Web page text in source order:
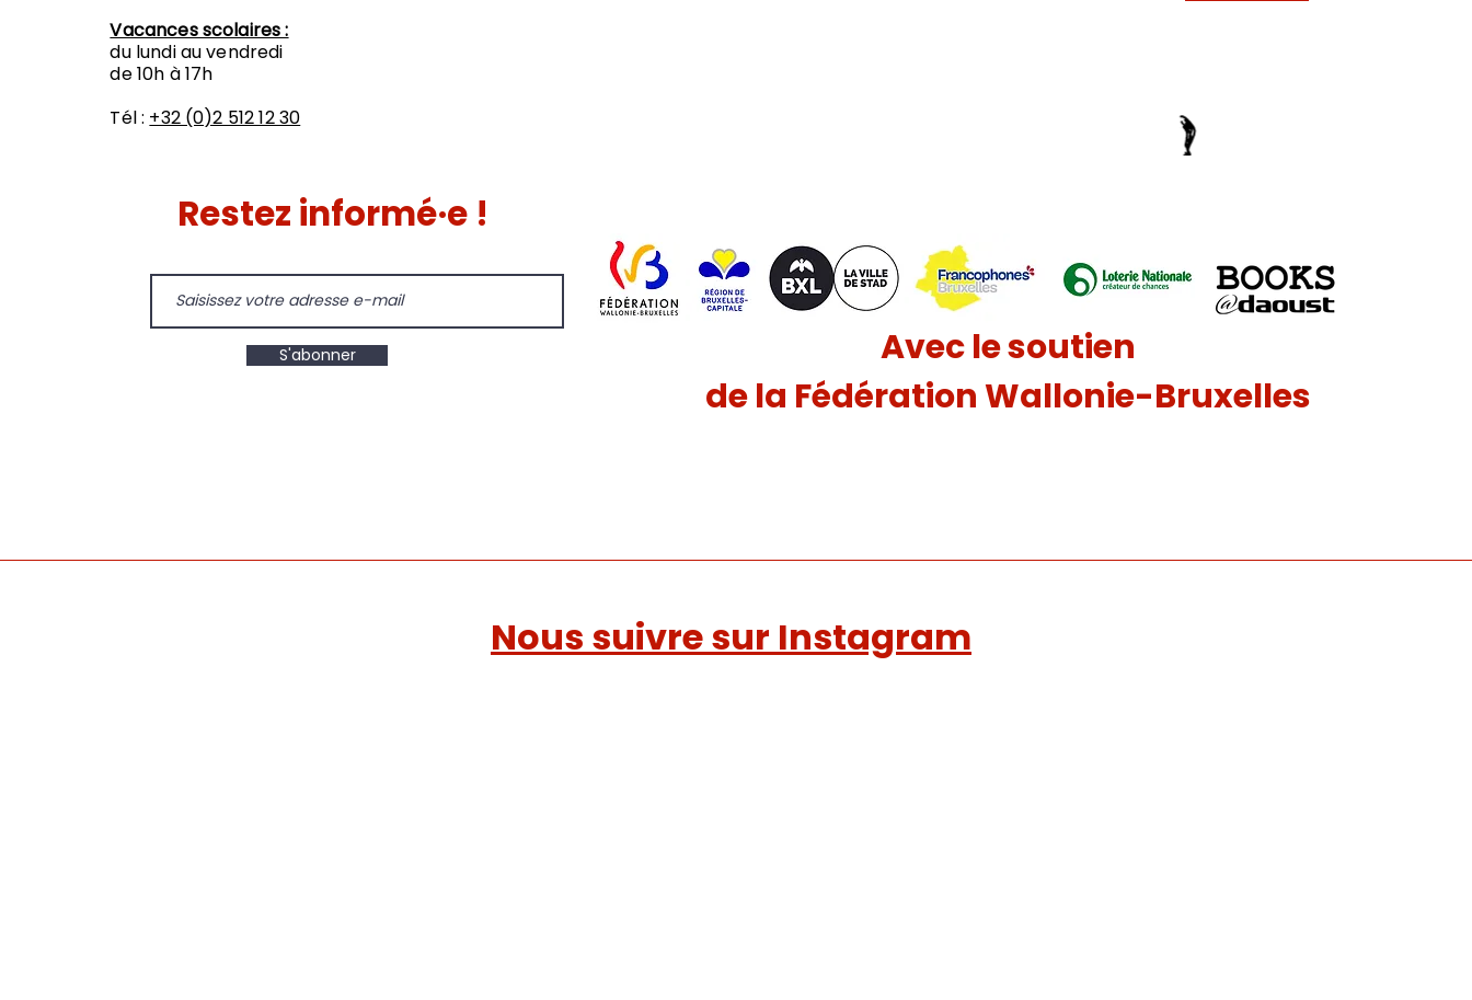
Vacances scolaires :
du lundi au vendredi
de 10h à 17h
Tél : +32 (0)2 512 12 30
Restez informé·e !
S'abonner
Avec le soutien
de la Fédération Wallonie-Bruxelles
Nous suivre sur Instagram